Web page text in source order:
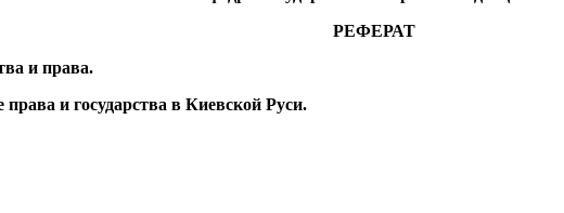
РЕФЕРАТ
и права.
и государства в Киевской Руси.